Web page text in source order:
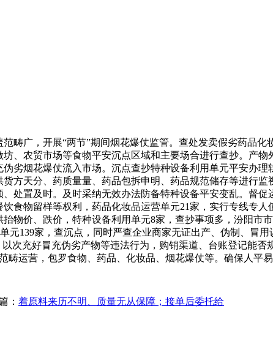
广，开展“两节”期间烟花爆仗监管。查处发卖假劣药品化
、农贸市场等食物平安沉点区域和主要场合进行查抄。产
劣烟花爆仗流入市场。沉点查抄特种设备利用单元平安办
方天分、药质量量、药品包拆申明、药品规范储存等进行
处置及时。及时采纳无效办法防备特种设备平安变乱。督
食物留样等权利，药品化妆品运营单元21家，实行专线专
物价、跌价，特种设备利用单元8家，查抄事项多，汾阳市
元139家，查沉点，同时严查企业商家无证出产、伪制、冒
次充好冒充伪劣产物等违法行为，购销渠道、台账登记能
运营，包罗食物、药品、化妆品、烟花爆仗等。确保人平
： 着原料来历不明、质量无从保障；接单后委托给